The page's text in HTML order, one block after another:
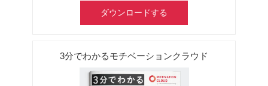
ダウンロードする
3分でわかるモチベーションクラウド